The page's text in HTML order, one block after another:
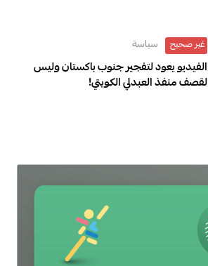
غير صحيح سياسة
الفيديو يعود لتفجير جنوب باكستان وليس
لقصف منفذ العبدلي الكويتي!